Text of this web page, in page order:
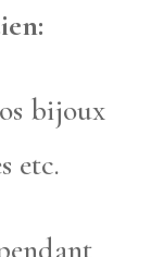
bijoux
etc.